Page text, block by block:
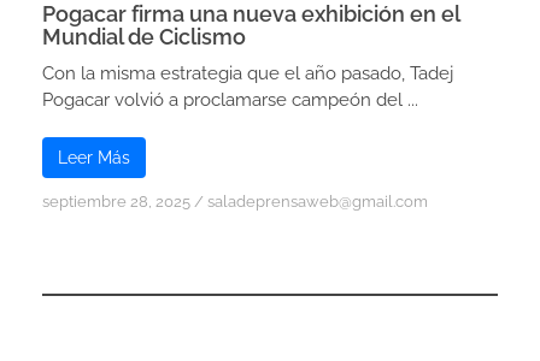
Pogacar firma una nueva exhibición en el
Mundial de Ciclismo
Con la misma estrategia que el año pasado, Tadej
Pogacar volvió a proclamarse campeón del ...
Leer Más
septiembre 28, 2025 / saladeprensaweb@gmail.com